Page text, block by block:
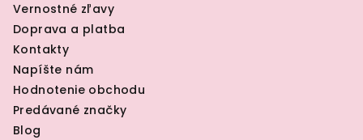
Vernostné zľavy
Doprava a platba
Kontakty
Napíšte nám
Hodnotenie obchodu
Predávané značky
Blog